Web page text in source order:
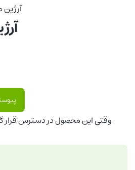
وقتی این محصول در دسترس قرار